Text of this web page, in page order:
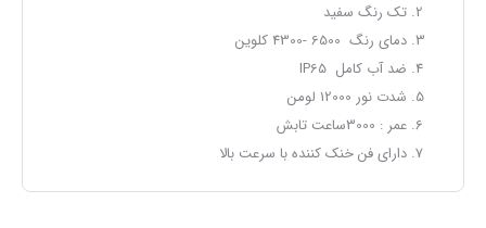
تک رنگ سفید
دمای رنگ 6500 -4300 کلوین
ضد آب کامل IP65
شدت نور 12000 لومن
عمر : 3000ساعت تابش
دارای فن خنک کننده با سرعت بالا